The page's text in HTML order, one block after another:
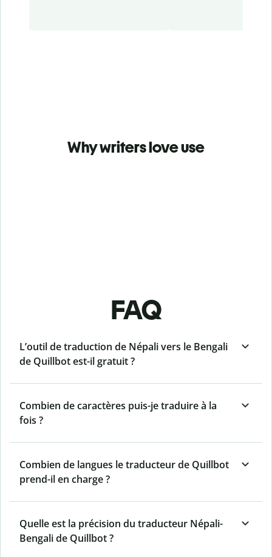
Why writers love use
FAQ
L’outil de traduction de Népali vers le Bengali
de Quillbot est-il gratuit ?
Combien de caractères puis-je traduire à la
fois ?
Combien de langues le traducteur de Quillbot
prend-il en charge ?
Quelle est la précision du traducteur Népali-
Bengali de Quillbot ?